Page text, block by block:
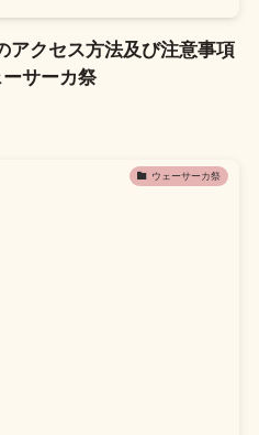
アクセス方法及び注意事項
ーサーカ祭
ウェーサーカ祭